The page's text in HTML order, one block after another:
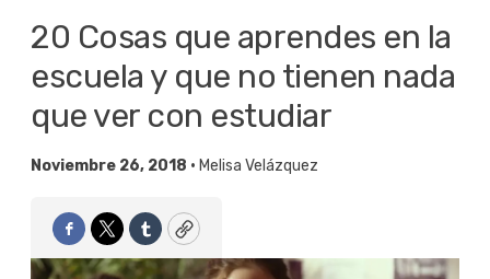
20 Cosas que aprendes en la
escuela y que no tienen nada
que ver con estudiar
Noviembre 26, 2018 • Melisa Velázquez
Facebook
TwitterTumblrCopy